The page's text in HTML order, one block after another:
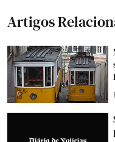
Artigos